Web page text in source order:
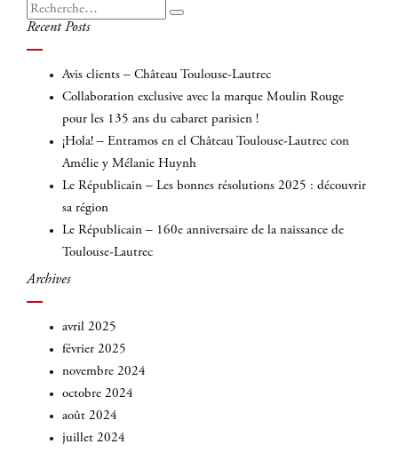
Recherche
pour
:
Recherche
Recent Posts
Avis clients – Château Toulouse-Lautrec
Collaboration exclusive avec la marque Moulin Rouge
pour les 135 ans du cabaret parisien !
¡Hola! – Entramos en el Château Toulouse-Lautrec con
Amélie y Mélanie Huynh
Le Républicain – Les bonnes résolutions 2025 : découvrir
sa région
Le Républicain – 160e anniversaire de la naissance de
Toulouse-Lautrec
Archives
avril 2025
février 2025
novembre 2024
octobre 2024
août 2024
juillet 2024